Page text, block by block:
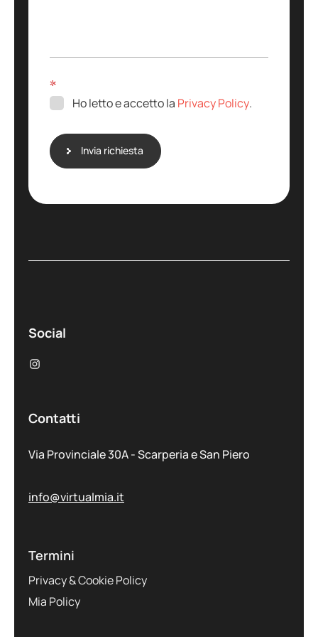
g
o
*
Ho letto e accetto la Privacy Policy.
Invia richiesta
Social
Contatti
Via Provinciale 30A - Scarperia e San Piero
info@virtualmia.it
Termini
Privacy & Cookie Policy
Mia Policy